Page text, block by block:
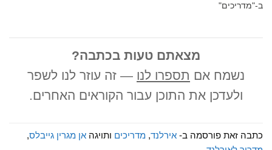
ב-"מדריכים"
מצאתם טעות בכתבה?
נשמח אם תספרו לנו — זה עוזר לנו לשפר
ולעדכן את התוכן עבור הקוראים האחרים.
כתבה זאת פורסמה ב- אירלנד, מדריכים ותויגה אן מגרין גייבלס,